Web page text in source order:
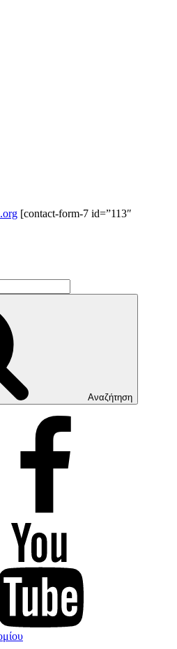
[contact-form-7 id=”113″
Αναζήτηση